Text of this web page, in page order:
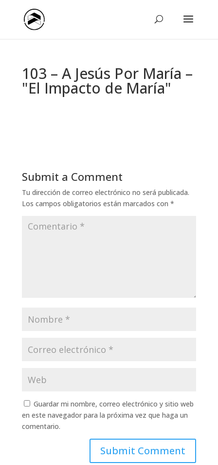
103 – A Jesús Por María –
"El Impacto de María"
Submit a Comment
Tu dirección de correo electrónico no será publicada.
Los campos obligatorios están marcados con *
Guardar mi nombre, correo electrónico y sitio web
en este navegador para la próxima vez que haga un
comentario.